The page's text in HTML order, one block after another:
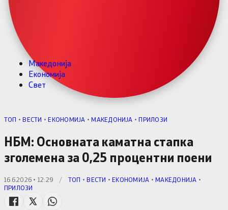
Македонија
Економија
Свет
TОП •ВЕСТИ •ЕКОНОМИЈА •МАКЕДОНИЈА •ПРИЛОЗИ
НБМ: Основната каматна стапка
зголемена за 0,25 процентни поени
16.6.2026 • 12:29 / TОП •ВЕСТИ •ЕКОНОМИЈА •МАКЕДОНИЈА •
ПРИЛОЗИ